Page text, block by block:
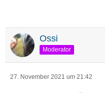
Ossi
Moderator
27. November 2021 um 21:42